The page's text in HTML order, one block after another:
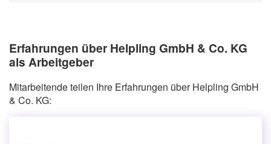
Erfahrungen über Helpling GmbH & Co. KG
als Arbeitgeber
Mitarbeitende teilen Ihre Erfahrungen über Helpling GmbH
& Co. KG: